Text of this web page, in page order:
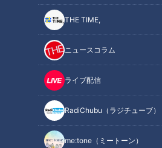
THE TIME,
ニュースコラム
ライブ配信
RadiChubu（ラジチューブ）
me:tone（ミートーン）
この記事を見たあなたへのお
「祖母から教わった切り干し大
根の煮もの」の作り方【キユー
ピー３分クッキング】
【